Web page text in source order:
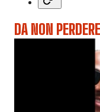
DA NON PERDERE